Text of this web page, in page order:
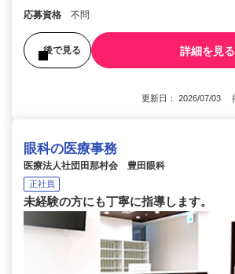
応募資格 不問
後で見る 詳細を見る
更新日： 2026/07/03
眼科の医療事務
医療法人社団田那村会 豊田眼科
正社員
未経験の方にも丁寧に指導します。